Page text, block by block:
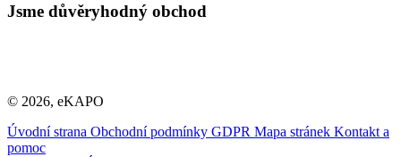
Jsme důvěryhodný obchod
© 2026, eKAPO
Úvodní strana Obchodní podmínky GDPR Mapa stránek Kontakt a
pomoc